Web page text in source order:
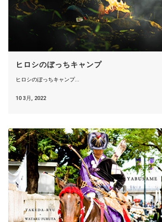
ヒロシのぼっちキャンプ
ヒロシのぼっちキャンプ...
10 3月, 2022